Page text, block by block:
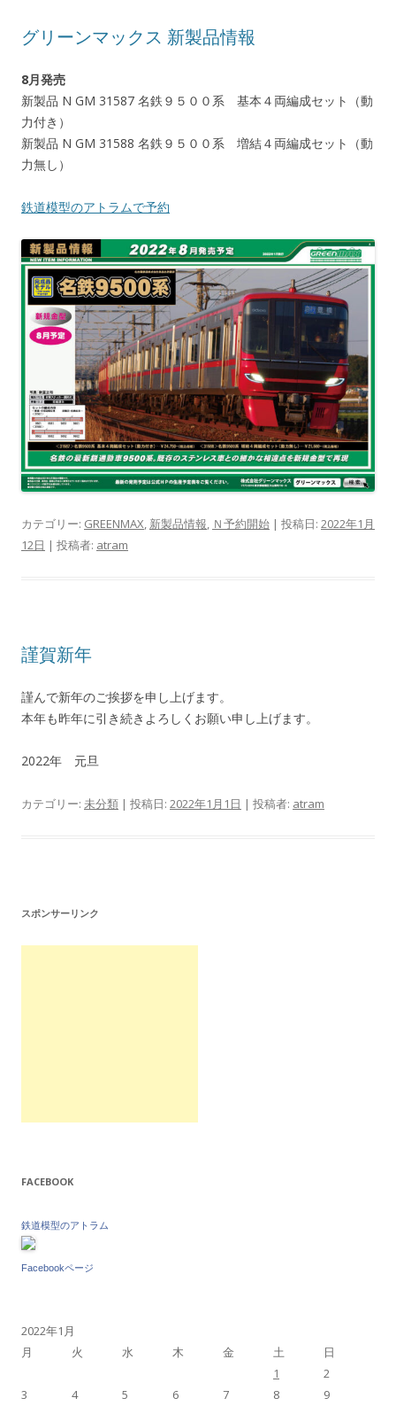
グリーンマックス 新製品情報
8月発売
新製品 N GM 31587 名鉄９５００系 基本４両編成セット（動
力付き）
新製品 N GM 31588 名鉄９５００系 増結４両編成セット（動
力無し）
鉄道模型のアトラムで予約
カテゴリー: GREENMAX 新製品情報 Ｎ予約開始 | 投稿日: 2022年1月
12日 | 投稿者: atram
謹賀新年
謹んで新年のご挨拶を申し上げます。
本年も昨年に引き続きよろしくお願い申し上げます。
2022年 元旦
カテゴリー: 未分類 | 投稿日: 2022年1月1日 | 投稿者: atram
スポンサーリンク
FACEBOOK
鉄道模型のアトラム
Facebookページ
2022年1月
月
火 水 木 金 土
日
1
2
3
4 5 6 7 8
9